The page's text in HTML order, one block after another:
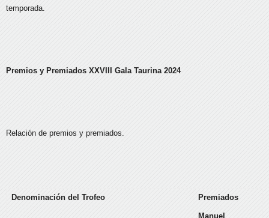
temporada.
Premios y Premiados XXVIII Gala Taurina 2024
Relación de premios y premiados.
Denominación del Trofeo Premiados
Manuel